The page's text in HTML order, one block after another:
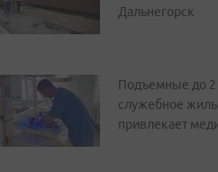
Дальнегорск
Подъемные до
служебное
привлекает